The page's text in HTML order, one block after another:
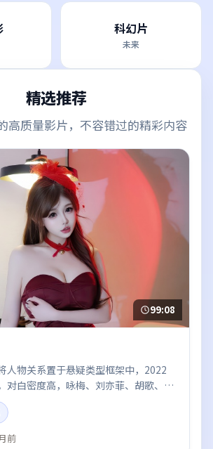
科幻片
未来
精选推荐
高质量影片，不容错过的精彩内容
99:08
人物关系置于悬疑类型框架中，2022
对白密度高，咏梅、刘亦菲、胡歌、章
台词节奏值得关注；整体气质偏英国都
前